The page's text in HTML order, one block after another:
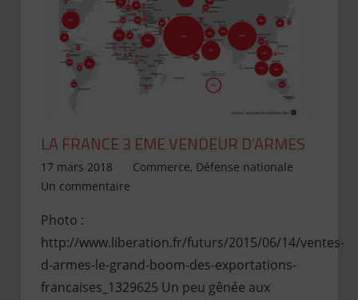
menti, ne fait qu’un mensonge de plus. (André
Santini)
LA FRANCE 3 EME VENDEUR D’ARMES
17 mars 2018 Jean de Pont-Scorff
Commerce, Défense nationale
Un commentaire
Photo :
http://www.liberation.fr/futurs/2015/06/14/ventes-
d-armes-le-grand-boom-des-exportations-
francaises_1329625 Un peu gênée aux